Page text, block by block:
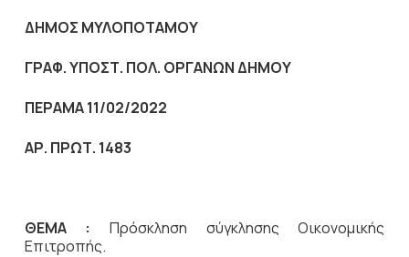
ΔΗΜΟΣ ΜΥΛΟΠΟΤΑΜΟΥ
ΓΡΑΦ. ΥΠΟΣΤ. ΠΟΛ. ΟΡΓΑΝΩΝ ΔΗΜΟΥ
ΠΕΡΑΜΑ 11/02/2022
ΑΡ. ΠΡΩΤ. 1483
ΘΕΜΑ :
Πρόσκληση σύγκλησης Οικονομικής
Επιτροπής.